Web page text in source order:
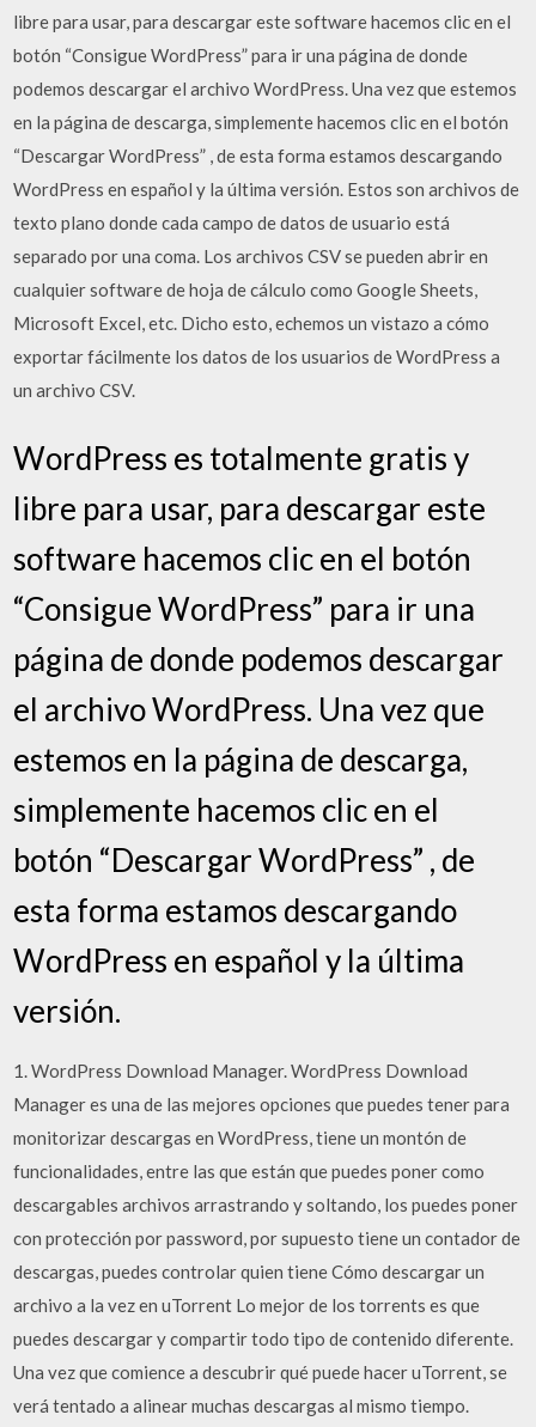
libre para usar, para descargar este software hacemos clic en el
botón “Consigue WordPress” para ir una página de donde
podemos descargar el archivo WordPress. Una vez que estemos
en la página de descarga, simplemente hacemos clic en el botón
“Descargar WordPress” , de esta forma estamos descargando
WordPress en español y la última versión. Estos son archivos de
texto plano donde cada campo de datos de usuario está
separado por una coma. Los archivos CSV se pueden abrir en
cualquier software de hoja de cálculo como Google Sheets,
Microsoft Excel, etc. Dicho esto, echemos un vistazo a cómo
exportar fácilmente los datos de los usuarios de WordPress a
un archivo CSV.
WordPress es totalmente gratis y
libre para usar, para descargar este
software hacemos clic en el botón
“Consigue WordPress” para ir una
página de donde podemos descargar
el archivo WordPress. Una vez que
estemos en la página de descarga,
simplemente hacemos clic en el
botón “Descargar WordPress” , de
esta forma estamos descargando
WordPress en español y la última
versión.
1. WordPress Download Manager. WordPress Download
Manager es una de las mejores opciones que puedes tener para
monitorizar descargas en WordPress, tiene un montón de
funcionalidades, entre las que están que puedes poner como
descargables archivos arrastrando y soltando, los puedes poner
con protección por password, por supuesto tiene un contador de
descargas, puedes controlar quien tiene Cómo descargar un
archivo a la vez en uTorrent Lo mejor de los torrents es que
puedes descargar y compartir todo tipo de contenido diferente.
Una vez que comience a descubrir qué puede hacer uTorrent, se
verá tentado a alinear muchas descargas al mismo tiempo.